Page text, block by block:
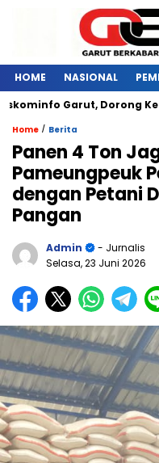
HOME NASIONAL
Garut, Dorong
Home / Berita
Panen 4 Ton
Pameungpeuk
dengan Petani
Pangan
Admin
- Jurnalis
Selasa, 23 Juni 2026